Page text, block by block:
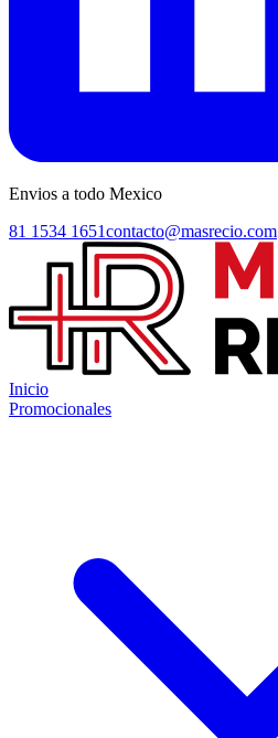
Envios a todo Mexico
81 1534 1651contacto@masrecio.com
Inicio
Promocionales